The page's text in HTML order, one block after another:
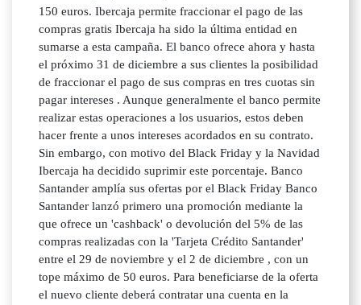
150 euros. Ibercaja permite fraccionar el pago de las
compras gratis Ibercaja ha sido la última entidad en
sumarse a esta campaña. El banco ofrece ahora y hasta
el próximo 31 de diciembre a sus clientes la posibilidad
de fraccionar el pago de sus compras en tres cuotas sin
pagar intereses . Aunque generalmente el banco permite
realizar estas operaciones a los usuarios, estos deben
hacer frente a unos intereses acordados en su contrato.
Sin embargo, con motivo del Black Friday y la Navidad
Ibercaja ha decidido suprimir este porcentaje. Banco
Santander amplía sus ofertas por el Black Friday Banco
Santander lanzó primero una promoción mediante la
que ofrece un 'cashback' o devolución del 5% de las
compras realizadas con la 'Tarjeta Crédito Santander'
entre el 29 de noviembre y el 2 de diciembre , con un
tope máximo de 50 euros. Para beneficiarse de la oferta
el nuevo cliente deberá contratar una cuenta en la